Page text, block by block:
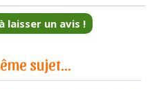
laisser un avis !
sujet...